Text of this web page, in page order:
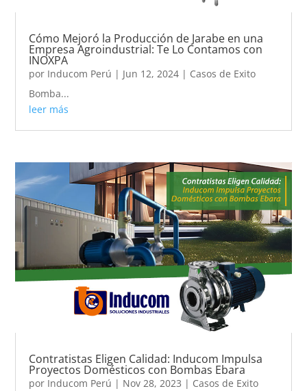
Cómo Mejoró la Producción de Jarabe en una
Empresa Agroindustrial: Te Lo Contamos con
INOXPA
por Inducom Perú | Jun 12, 2024 | Casos de Exito
Bomba...
leer más
Contratistas Eligen Calidad: Inducom Impulsa
Proyectos Domésticos con Bombas Ebara
por Inducom Perú | Nov 28, 2023 | Casos de Exito